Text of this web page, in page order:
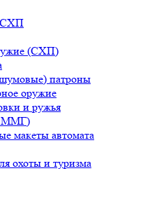
СХП
(СХП)
патроны
оружие
и ружья
ММГ)
макеты автомата
охоты и туризма